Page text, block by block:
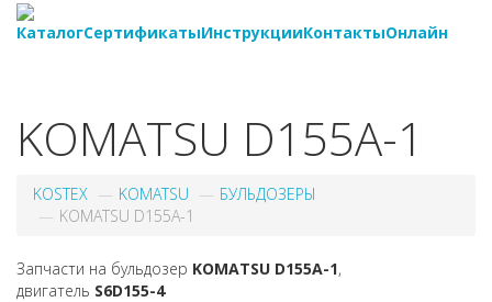
КаталогСертификатыИнструкцииКонтактыОнлайн
KOMATSU D155A-1
KOSTEX KOMATSU
БУЛЬДОЗЕРЫ
KOMATSU D155A-1
Запчасти на бульдозер KOMATSU D155A-1,
двигатель S6D155-4